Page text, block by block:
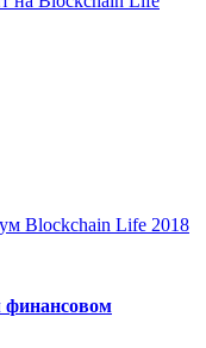
Blockchain Life 2018
финансовом